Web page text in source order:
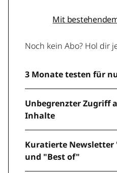
Mit
Noch kein Abo? Hol dir
3 Monate testen für
Unbegrenzter Zugriff
Inhalte
Kuratierte
und "Best of"